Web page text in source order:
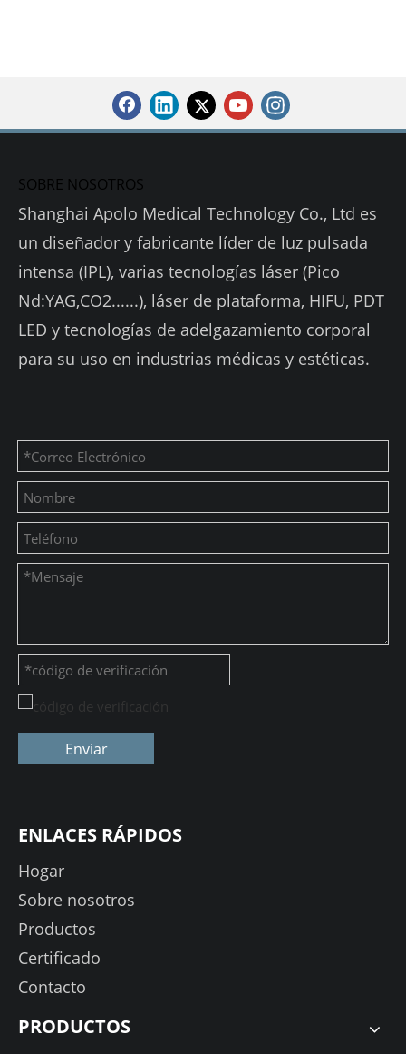
SOBRE NOSOTROS
Shanghai Apolo Medical Technology Co., Ltd es
un diseñador y fabricante líder de luz pulsada
intensa (IPL), varias tecnologías láser (Pico
Nd:YAG,CO2......), láser de plataforma, HIFU, PDT
LED y tecnologías de adelgazamiento corporal
para su uso en industrias médicas y estéticas.
Enviar
ENLACES RÁPIDOS
Hogar
Sobre nosotros
Productos
Certificado
Contacto
PRODUCTOS